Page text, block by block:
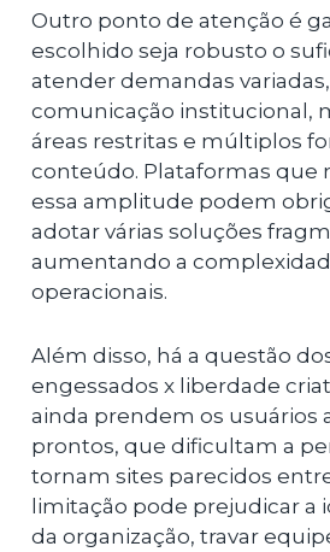
Outro ponto de atenção é
escolhido seja robusto o
atender demandas
comunicação institucional,
áreas restritas e múltiplos
conteúdo. Plataformas que
essa amplitude podem
adotar várias soluções
aumentando a
operacionais.
Além disso, há a questão
engessados x liberdade
ainda prendem os usuários
prontos, que dificultam a
tornam sites parecidos entre
limitação pode prejudicar a
da organização, travar